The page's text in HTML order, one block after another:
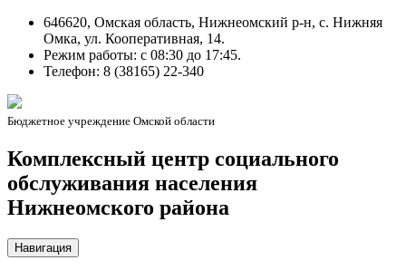
646620, Омская область, Нижнеомский р-н, с. Нижняя
Омка, ул. Кооперативная, 14.
Режим работы: c 08:30 до 17:45.
Телефон: 8 (38165) 22-340
Бюджетное учреждение Омской области
Комплексный центр социального
обслуживания населения
Нижнеомского района
Навигация